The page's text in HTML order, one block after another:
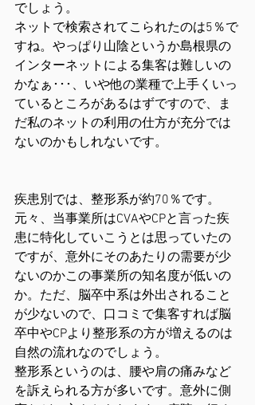
でしょう。
ネットで検索されてこられたのは5％で
すね。やっぱり山陰というか島根県の
インターネットによる集客は難しいの
かなぁ･･･、いや他の業種で上手くいっ
ているところがあるはずですので、ま
だ私のネットの利用の仕方が充分では
ないのかもしれないです。
疾患別では、整形系が約70％です。
元々、当事業所はCVAやCPと言った疾
患に特化していこうとは思っていたの
ですが、意外にそのあたりの需要が少
ないのかこの事業所の知名度が低いの
か。ただ、脳卒中系は外出されること
が少ないので、口コミで集客すれば脳
卒中やCPより整形系の方が増えるのは
自然の流れなのでしょう。
整形系というのは、腰や肩の痛みなど
を訴えられる方が多いです。意外に側